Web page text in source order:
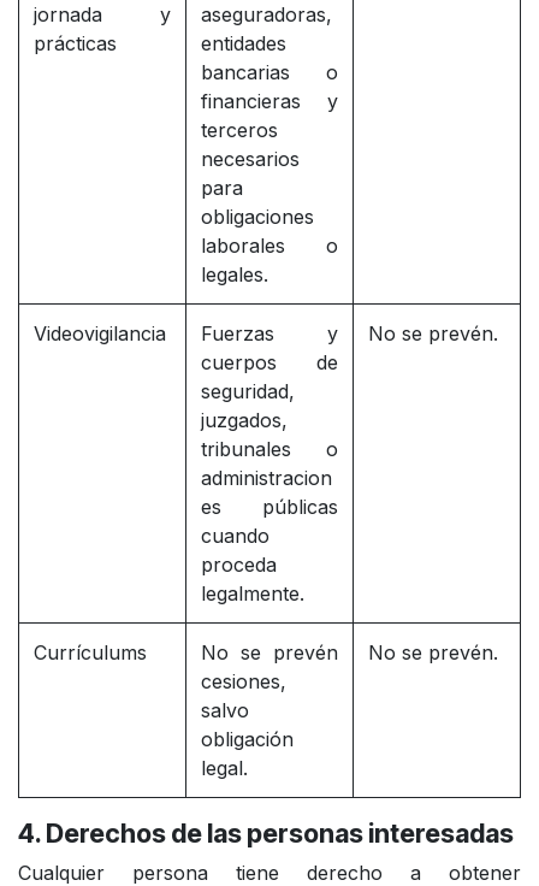
jornada y
prácticas
aseguradoras,
entidades
bancarias o
financieras y
terceros
necesarios
para
obligaciones
laborales o
legales.
Videovigilancia
Fuerzas y
cuerpos de
seguridad,
juzgados,
tribunales o
administracion
es públicas
cuando
proceda
legalmente.
No se prevén.
Currículums
No se prevén
cesiones,
salvo
obligación
legal.
No se prevén.
4. Derechos de las personas interesadas
Cualquier persona tiene derecho a obtener